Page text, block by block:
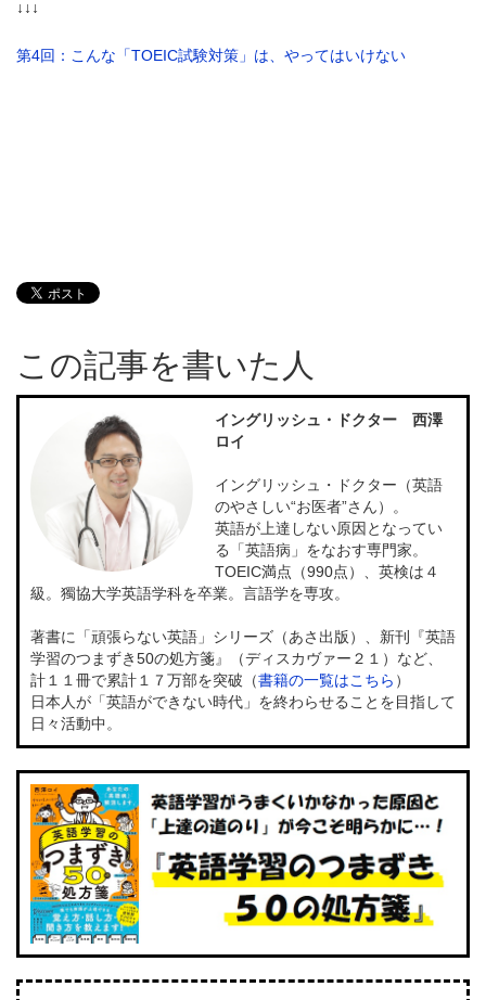
↓↓↓
第4回：こんな「TOEIC試験対策」は、やってはいけない
この記事を書いた人
イングリッシュ・ドクター 西澤
ロイ
イングリッシュ・ドクター（英語
のやさしい“お医者”さん）。
英語が上達しない原因となってい
る「英語病」をなおす専門家。
TOEIC満点（990点）、英検は４
級。獨協大学英語学科を卒業。言語学を専攻。
著書に「頑張らない英語」シリーズ（あさ出版）、新刊『英語
学習のつまずき50の処方箋』（ディスカヴァー２１）など、
計１１冊で累計１７万部を突破（書籍の一覧はこちら ）
日本人が「英語ができない時代」を終わらせることを目指して
日々活動中。